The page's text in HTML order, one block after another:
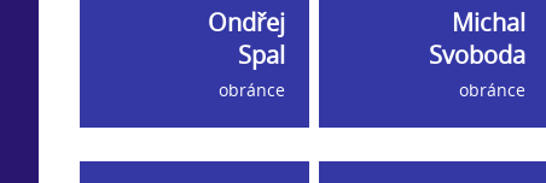
Ondřej
Spal
obránce
Michal
Svoboda
obránce